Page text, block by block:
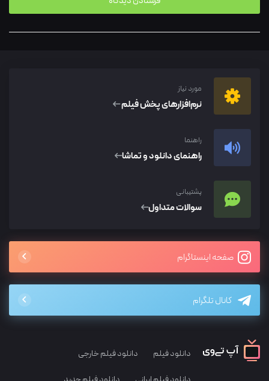
مورد نیاز
نرم‌افزار‌های پخش فیلم
راهنما
راهنمای دانلود و تماشا
پشتیبانی
سوالات متداول
صفحه اینستاگرام
کانال تلگرام
دانلود فیلم دانلود فیلم خارجی